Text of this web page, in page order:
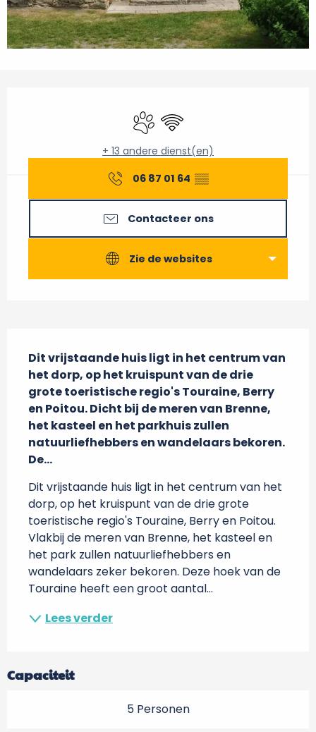
Dieren toegelaten
Wifi
+ 13 andere dienst(en)
06 87 01 64 ▒▒
Contacteer ons
Zie de websites
Dit vrijstaande huis ligt in het centrum van
het dorp, op het kruispunt van de drie
grote toeristische regio's Touraine, Berry
en Poitou. Dicht bij de meren van Brenne,
het kasteel en het parkhuis zullen
natuurliefhebbers en wandelaars bekoren.
De...
Dit vrijstaande huis ligt in het centrum van het
dorp, op het kruispunt van de drie grote
toeristische regio's Touraine, Berry en Poitou.
Vlakbij de meren van Brenne, het kasteel en
het park zullen natuurliefhebbers en
wandelaars zeker bekoren. Deze hoek van de
Touraine heeft een groot aantal...
Lees verder
Capaciteit
5 Personen